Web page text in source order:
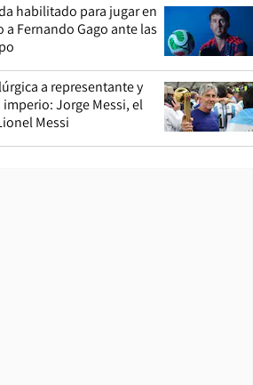
habilitado para jugar en
a Fernando Gago ante las
a representante y
Jorge Messi, el
Messi